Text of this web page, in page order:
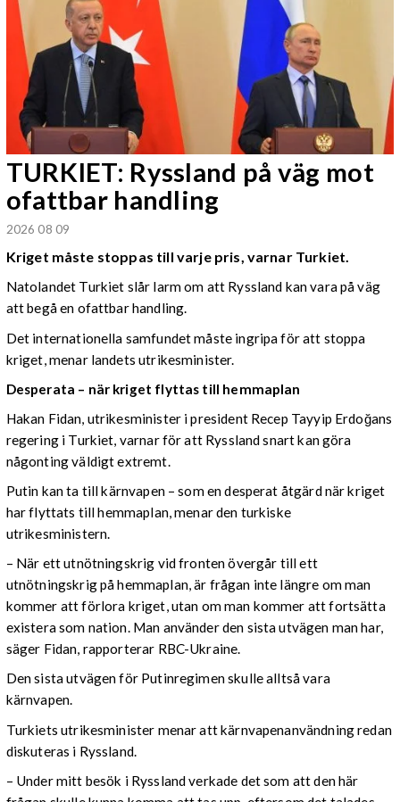
TURKIET: Ryssland på väg mot
ofattbar handling
2026 08 09
Kriget måste stoppas till varje pris, varnar Turkiet.
Natolandet Turkiet slår larm om att Ryssland kan vara på väg
att begå en ofattbar handling.
Det internationella samfundet måste ingripa för att stoppa
kriget, menar landets utrikesminister.
Desperata – när kriget flyttas till hemmaplan
Hakan Fidan, utrikesminister i president Recep Tayyip Erdoğans
regering i Turkiet, varnar för att Ryssland snart kan göra
någonting väldigt extremt.
Putin kan ta till kärnvapen – som en desperat åtgärd när kriget
har flyttats till hemmaplan, menar den turkiske
utrikesministern.
– När ett utnötningskrig vid fronten övergår till ett
utnötningskrig på hemmaplan, är frågan inte längre om man
kommer att förlora kriget, utan om man kommer att fortsätta
existera som nation. Man använder den sista utvägen man har,
säger Fidan, rapporterar RBC-Ukraine.
Den sista utvägen för Putinregimen skulle alltså vara
kärnvapen.
Turkiets utrikesminister menar att kärnvapenanvändning redan
diskuteras i Ryssland.
– Under mitt besök i Ryssland verkade det som att den här